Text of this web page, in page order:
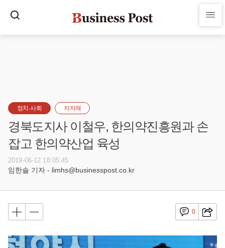
정치·사회 지자체
경북도지사 이철우, 한의약진흥원과 손
잡고 한의약산업 육성
2019-06-12 18:05:45
임한솔 기자 - limhs@businesspost.co.kr
0